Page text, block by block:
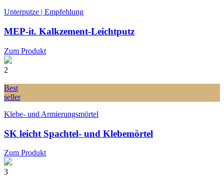
Unterputze | Empfehlung
MEP-it. Kalkzement-Leichtputz
Zum Produkt
2
Best
seller
Klebe- und Armierungsmörtel
SK leicht Spachtel- und Klebemörtel
Zum Produkt
3